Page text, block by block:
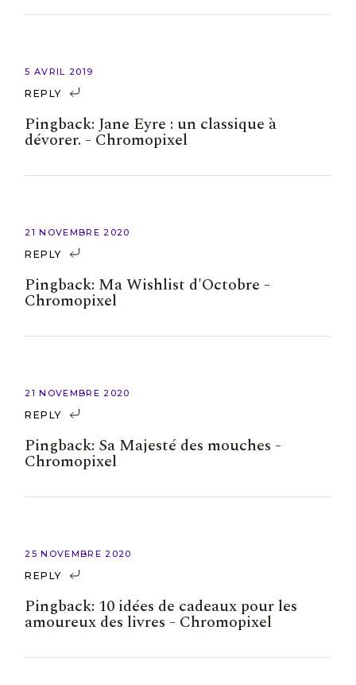
5 AVRIL 2019
REPLY
Pingback:Jane Eyre : un classique à
dévorer. - Chromopixel
21 NOVEMBRE 2020
REPLY
Pingback: Ma Wishlist d'Octobre -
Chromopixel
21 NOVEMBRE 2020
REPLY
Pingback: Sa Majesté des mouches -
Chromopixel
25 NOVEMBRE 2020
REPLY
Pingback: 10 idées de cadeaux pour les
amoureux des livres - Chromopixel